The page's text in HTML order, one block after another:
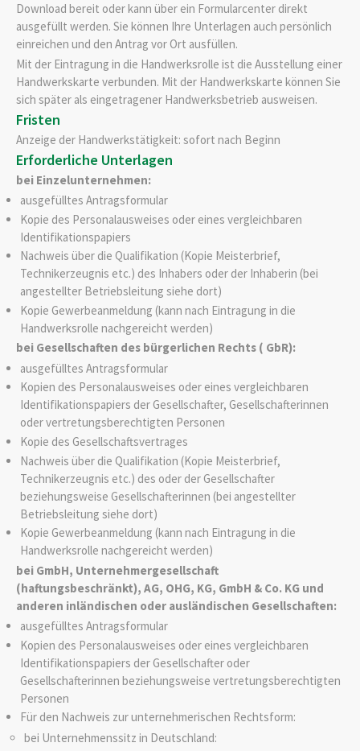
Download bereit oder kann über ein Formularcenter direkt
ausgefüllt werden. Sie können Ihre Unterlagen auch persönlich
einreichen und den Antrag vor Ort ausfüllen.
Mit der Eintragung in die Handwerksrolle ist die Ausstellung einer
Handwerkskarte verbunden. Mit der Handwerkskarte können Sie
sich später als eingetragener Handwerksbetrieb ausweisen.
Fristen
Anzeige der Handwerkstätigkeit: sofort nach Beginn
Erforderliche Unterlagen
bei Einzelunternehmen:
ausgefülltes Antragsformular
Kopie des Personalausweises oder eines vergleichbaren
Identifikationspapiers
Nachweis über die Qualifikation (Kopie Meisterbrief,
Technikerzeugnis etc.) des Inhabers oder der Inhaberin (bei
angestellter Betriebsleitung siehe dort)
Kopie Gewerbeanmeldung (kann nach Eintragung in die
Handwerksrolle nachgereicht werden)
bei Gesellschaften des bürgerlichen Rechts ( GbR):
ausgefülltes Antragsformular
Kopien des Personalausweises oder eines vergleichbaren
Identifikationspapiers der Gesellschafter, Gesellschafterinnen
oder vertretungsberechtigten Personen
Kopie des Gesellschaftsvertrages
Nachweis über die Qualifikation (Kopie Meisterbrief,
Technikerzeugnis etc.) des oder der Gesellschafter
beziehungsweise Gesellschafterinnen (bei angestellter
Betriebsleitung siehe dort)
Kopie Gewerbeanmeldung (kann nach Eintragung in die
Handwerksrolle nachgereicht werden)
bei GmbH, Unternehmergesellschaft
(haftungsbeschränkt), AG, OHG, KG, GmbH & Co. KG und
anderen inländischen oder ausländischen Gesellschaften:
ausgefülltes Antragsformular
Kopien des Personalausweises oder eines vergleichbaren
Identifikationspapiers der Gesellschafter oder
Gesellschafterinnen beziehungsweise vertretungsberechtigten
Personen
Für den Nachweis zur unternehmerischen Rechtsform:
bei Unternehmenssitz in Deutschland: